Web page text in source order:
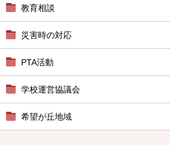
教育相談
災害時の対応
PTA活動
学校運営協議会
希望が丘地域